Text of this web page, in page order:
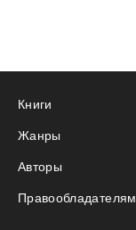
Книги
Жанры
Авторы
Правообладателям